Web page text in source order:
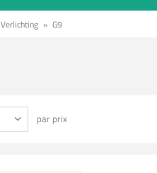
Verlichting » G9
par prix